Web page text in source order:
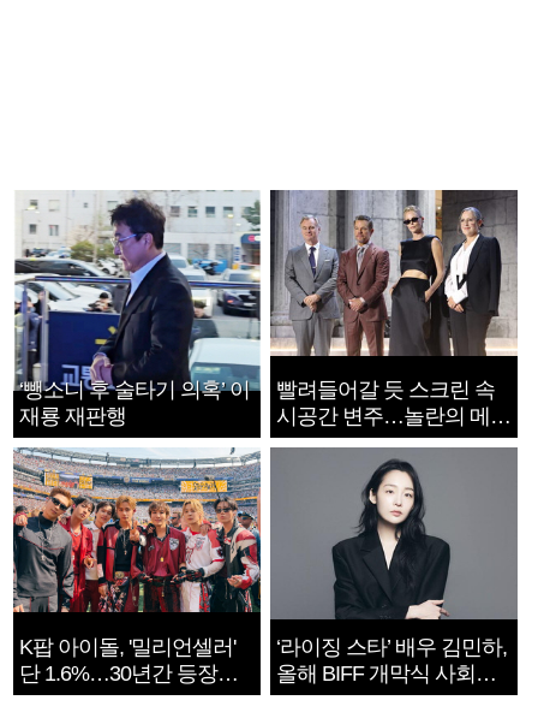
‘뺑소니 후 술타기 의혹’ 이
재룡 재판행
빨려들어갈 듯 스크린 속
시공간 변주…놀란의 메시
지는 ‘전쟁 속죄’
K팝 아이돌, '밀리언셀러'
단 1.6%…30년간 등장
1182개팀 전수조사
‘라이징 스타’ 배우 김민하,
올해 BIFF 개막식 사회자
확정